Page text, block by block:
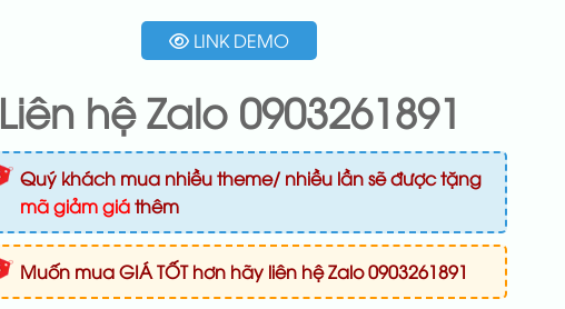
LINK DEMO
Liên hệ Zalo 0903261891
Quý khách mua nhiều theme/ nhiều lần sẽ được tặng
mã giảm giáthêm
Muốn mua GIÁ TỐT hơn hãy liên hệ Zalo 0903261891